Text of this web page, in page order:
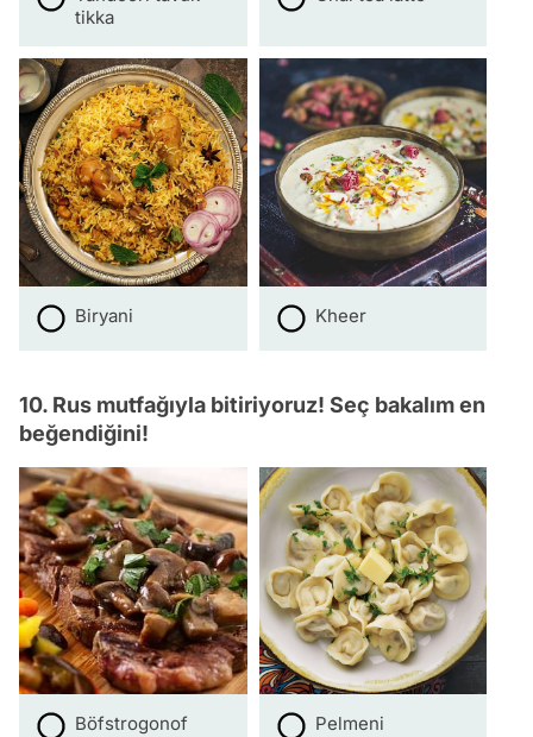
tikka
Biryani Kheer
10. Rus mutfağıyla bitiriyoruz! Seç bakalım en
beğendiğini!
Böfstrogonof Pelmeni